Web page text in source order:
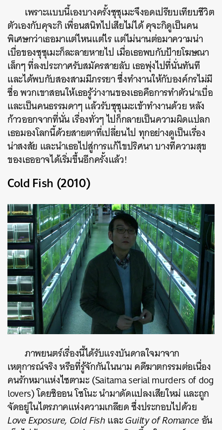
เพราะแบบนี้เองบางครั้งซุซุเมะจึงอดเปรียบเทียบชีวิต
ตัวเองกับคุจะกิ เพื่อนสนิทไปเสียไม่ได้ คุจะกิดูเป็นคน
พิเศษกว่าเธอมาแต่ไหนแต่ไร แต่ไม่นานต่อมาความน่า
เบื่อของซุซุเมะก็ละลายหายไป เมื่อเธอพบกับป้ายโฆษณา
เล็กๆ ที่ลงประกาศรับสมัครสายลับ เธอพุ่งไปที่นั่นทันที
และได้พบกับสองสามมีภรรยา ซึ่งทำงานให้กับองค์กรไม่มี
ชื่อ พวกเขาสอนให้เธอรู้ว่างานของเธอคือการทำตัวน่าเบื่อ
และเป็นคนธรรมดาๆ แล้วรับซุซุเมะเข้าทำงานด้วย หลัง
ก้าวออกจากที่นั่น เรื่องทั่วๆ ไปก็กลายเป็นความผิดแปลก
เธอมองโลกนี้ด้วยสายตาที่เปลี่ยนไป ทุกอย่างดูเป็นเรื่อง
น่าสงสัย และนำเธอไปสู่การแก้ไขปริศนา บางทีความสุข
ของเธออาจได้เริ่มขึ้นอีกครั้งแล้ว!
Cold Fish (2010)
ภาพยนตร์เรื่องนี้ได้รับแรงบันดาลใจมาจาก
เหตุการณ์จริง หรือที่รู้จักกันในนาม คดีฆาตกรรมต่อเนื่อง
คนรักหมาแห่งไซตามะ (Saitama serial murders of dog
lovers) โดยชิออน โซโนะ นำมาดัดแปลงเสียใหม่ และถูก
จัดอยู่ในไตรภาคแห่งความเกลียด ซึ่งประกอบไปด้วย
Love Exposure, Cold FishและGuilty of Romanceอัน